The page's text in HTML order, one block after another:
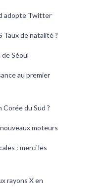
adopte Twitter
Taux de natalité ?
de Séoul
au premier
du Sud ?
moteurs
: merci les
rayons X en